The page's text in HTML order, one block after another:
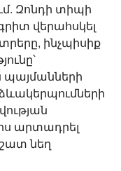
Զոնդի տիպի
վերահսկել
ինչպիսիք
պայմանների
արտադրել
նեղ